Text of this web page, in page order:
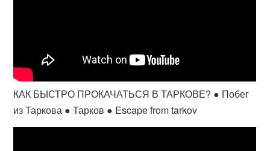
КАК БЫСТРО ПРОКАЧАТЬСЯ В ТАРКОВЕ? ● Побег
из Таркова ● Тарков ● Escape from tarkov